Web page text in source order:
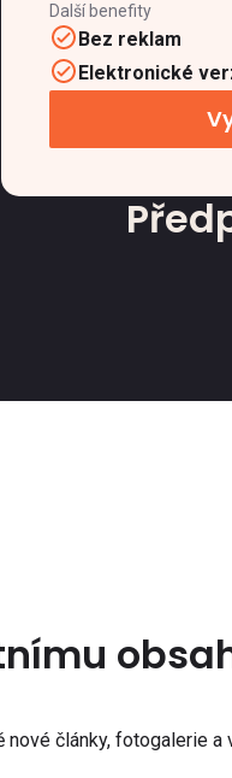
Další benefity
Bez reklam
Elektronické
články, fotogalerie a